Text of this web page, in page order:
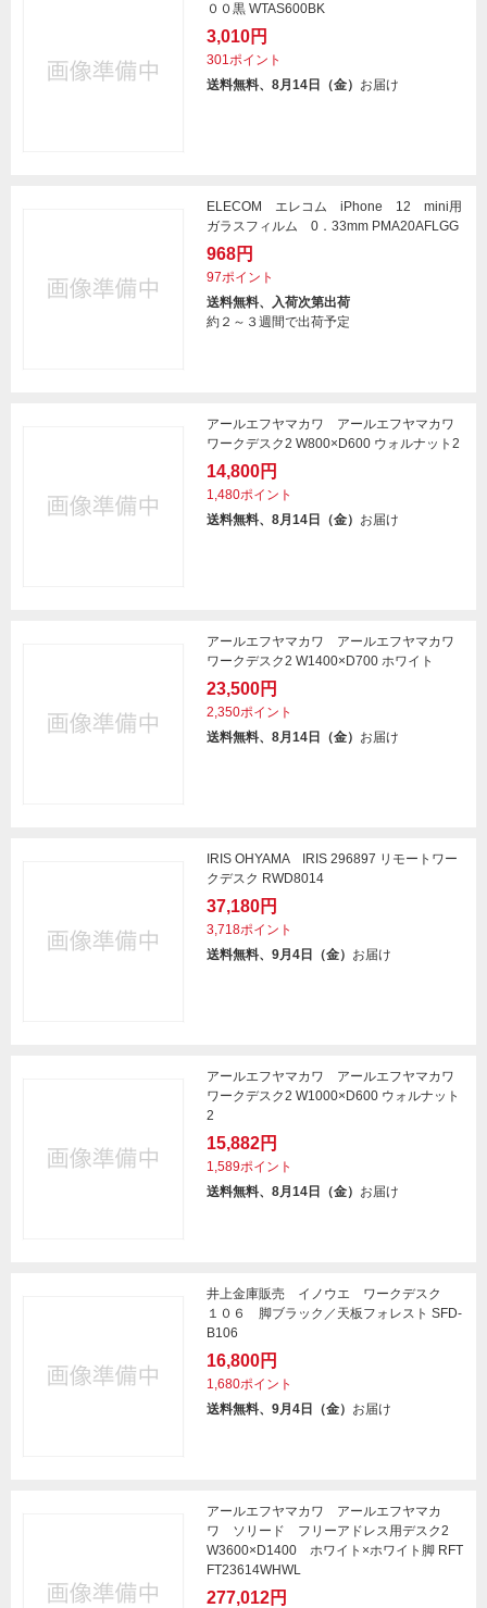
００黒 WTAS600BK
3,010円
301ポイント
送料無料、8月14日（金） お届け
ELECOM エレコム iPhone 12 mini用
ガラスフィルム 0．33mm PMA20AFLGG
968円
97ポイント
送料無料、入荷次第出荷
約２～３週間で出荷予定
アールエフヤマカワ アールエフヤマカワ
ワークデスク2 W800×D600 ウォルナット2
14,800円
1,480ポイント
送料無料、8月14日（金） お届け
アールエフヤマカワ アールエフヤマカワ
ワークデスク2 W1400×D700 ホワイト
23,500円
2,350ポイント
送料無料、8月14日（金） お届け
IRIS OHYAMA IRIS 296897 リモートワー
クデスク RWD8014
37,180円
3,718ポイント
送料無料、9月4日（金） お届け
アールエフヤマカワ アールエフヤマカワ
ワークデスク2 W1000×D600 ウォルナット
2
15,882円
1,589ポイント
送料無料、8月14日（金） お届け
井上金庫販売 イノウエ ワークデスク
１０６ 脚ブラック／天板フォレスト SFD-
B106
16,800円
1,680ポイント
送料無料、9月4日（金） お届け
アールエフヤマカワ アールエフヤマカ
ワ ソリード フリーアドレス用デスク2
W3600×D1400 ホワイト×ホワイト脚 RFT
FT23614WHWL
277,012円